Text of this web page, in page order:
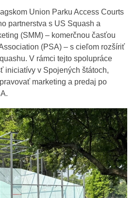
Union Parku Access Courts
partnerstva s US Squash a
(SMM) – komerčnou časťou
(PSA) – s cieľom rozšíriť
V rámci tejto spolupráce
iniciatívy v Spojených štátoch,
marketing a predaj po